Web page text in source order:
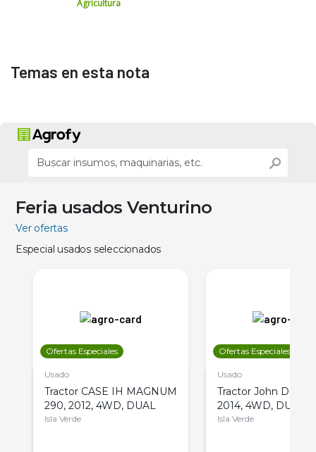
Agricultura
Temas en esta nota
Feria usados Venturino
Ver ofertas
Especial usados seleccionados
Ofertas Especiales
Usado
Tractor CASE IH MAGNUM
290, 2012, 4WD, DUAL
Isla Verde
Ofertas Especiales
Usado
Tractor John Deere
2014, 4WD, DUAL
Isla Verde